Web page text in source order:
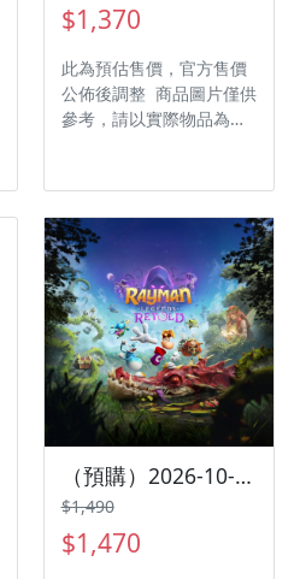
$1,370
此為預估售價，官方售價
公佈後調整 商品圖片僅供
參考，請以實際物品為主
台：Nintendo Switch 2
遊戲類型：動作 遊玩人
數： 1 人 作品分級：輔
12 級 製作廠商：Team
Cherry 發行廠商：Team
Cherry
（預購）2026-10-01 PS5 雷射超人：傳奇重述 中文版
$1,490
$1,470